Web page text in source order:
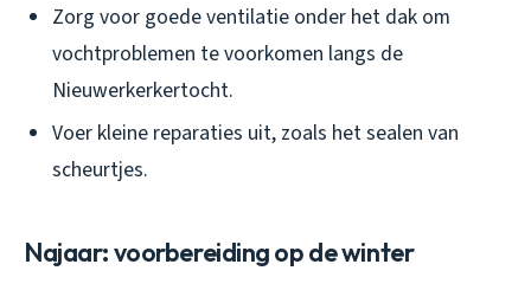
Zorg voor goede ventilatie onder het dak om
vochtproblemen te voorkomen langs de
Nieuwerkerkertocht.
Voer kleine reparaties uit, zoals het sealen van
scheurtjes.
Najaar: voorbereiding op de winter